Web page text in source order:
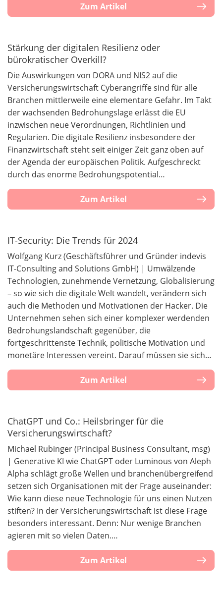
Zum Artikel
Stärkung der digitalen Resilienz oder
bürokratischer Overkill?
Die Auswirkungen von DORA und NIS2 auf die
Versicherungswirtschaft Cyberangriffe sind für alle
Branchen mittlerweile eine elementare Gefahr. Im Takt
der wachsenden Bedrohungslage erlässt die EU
inzwischen neue Verordnungen, Richtlinien und
Regularien. Die digitale Resilienz insbesondere der
Finanzwirtschaft steht seit einiger Zeit ganz oben auf
der Agenda der europäischen Politik. Aufgeschreckt
durch das enorme Bedrohungspotential…
Zum Artikel
IT-Security: Die Trends für 2024
Wolfgang Kurz (Geschäftsführer und Gründer indevis
IT-Consulting and Solutions GmbH) | Umwälzende
Technologien, zunehmende Vernetzung, Globalisierung
– so wie sich die digitale Welt wandelt, verändern sich
auch die Methoden und Motivationen der Hacker. Die
Unternehmen sehen sich einer komplexer werdenden
Bedrohungslandschaft gegenüber, die
fortgeschrittenste Technik, politische Motivation und
monetäre Interessen vereint. Darauf müssen sie sich…
Zum Artikel
ChatGPT und Co.: Heilsbringer für die
Versicherungswirtschaft?
Michael Rubinger (Principal Business Consultant, msg)
| Generative KI wie ChatGPT oder Luminous von Aleph
Alpha schlägt große Wellen und branchenübergreifend
setzen sich Organisationen mit der Frage auseinander:
Wie kann diese neue Technologie für uns einen Nutzen
stiften? In der Versicherungswirtschaft ist diese Frage
besonders interessant. Denn: Nur wenige Branchen
agieren mit so vielen Daten.…
Zum Artikel